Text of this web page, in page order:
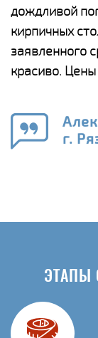
дождливой
кирпичных
заявленного
красиво.
г.
ЭТАПЫ